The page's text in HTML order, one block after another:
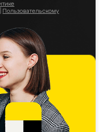
Пользовательскому